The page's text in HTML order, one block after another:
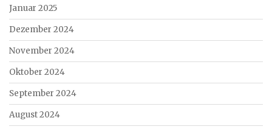
Januar 2025
Dezember 2024
November 2024
Oktober 2024
September 2024
August 2024